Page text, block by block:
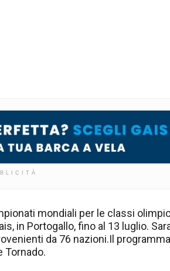
mondiali per le classi
in Portogallo, fino al 13 luglio.
da 76 nazioni.Il
Tornado.